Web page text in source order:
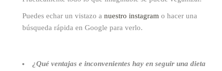
Puedes echar un vistazo a nuestro instagram o hacer una
búsqueda rápida en Google para verlo.
¿Qué ventajas e inconvenientes hay en seguir una dieta